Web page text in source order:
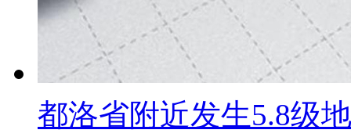
都洛省附近发生5.8级